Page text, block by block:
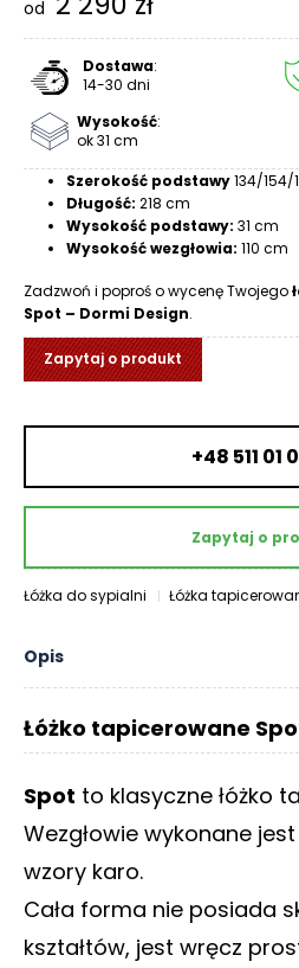
R
A
Ó
M
A
T
E
A
N
T
K
B
L
G
W
Y
od
Dostawa:
14-30 dni
Wysokość:
ok 31 cm
Szerokość podstawy134/154/
Długość: 218 cm
Wysokość podstawy: 31 cm
Wysokość wezgłowia: 110 cm
Zadzwoń i poproś o wycenę Twojego
Spot – Dormi Design.
Zapytaj o produkt
+48 511 01
Zapytaj o
Łóżka do sypialni Łóżka
Opis
Łóżko tapicerowane
Spot to klasyczne łóżko
Wezgłowie wykonane
wzory karo.
Cała forma nie posiada
kształtów, jest wręcz